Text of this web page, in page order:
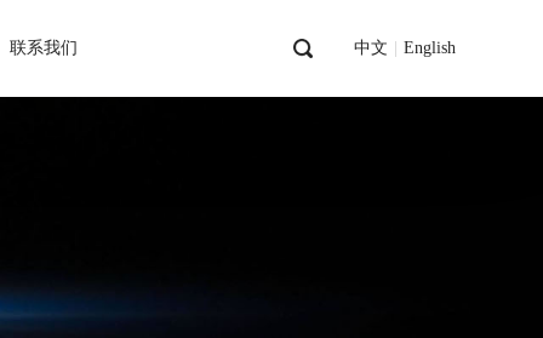
联系我们 中文 English